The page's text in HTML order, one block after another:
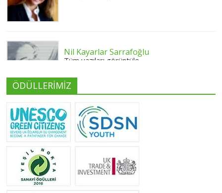
Nil Kayarlar Sarrafoğlu
Tüm yazıları görüntüle
Yeliz Yılmaz
Tüm yazıları görüntüle
ÖDÜLLERİMİZ